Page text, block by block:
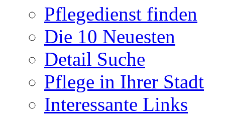
Pflegedienst finden
Die 10 Neuesten
Detail Suche
Pflege in Ihrer Stadt
Interessante Links